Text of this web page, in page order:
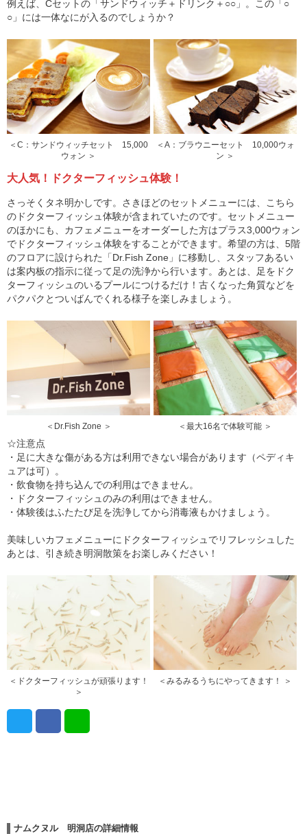
例えば、Cセットの「サンドウィッチ＋ドリンク＋○○」。この「○
○」には一体なにが入るのでしょうか？
＜C：サンドウィッチセット 15,000
ウォン ＞
＜A：ブラウニーセット 10,000ウォ
ン ＞
大人気！ドクターフィッシュ体験！
さっそくタネ明かしです。さきほどのセットメニューには、こちら
のドクターフィッシュ体験が含まれていたのです。セットメニュー
のほかにも、カフェメニューをオーダーした方はプラス3,000ウォン
でドクターフィッシュ体験をすることができます。希望の方は、5階
のフロアに設けられた「Dr.Fish Zone」に移動し、スタッフあるい
は案内板の指示に従って足の洗浄から行います。あとは、足をドク
ターフィッシュのいるプールにつけるだけ！古くなった角質などを
パクパクとついばんでくれる様子を楽しみましょう。
＜Dr.Fish Zone ＞ ＜最大16名で体験可能 ＞
☆注意点
・足に大きな傷がある方は利用できない場合があります（ペディキ
ュアは可）。
・飲食物を持ち込んでの利用はできません。
・ドクターフィッシュのみの利用はできません。
・体験後はふたたび足を洗浄してから消毒液もかけましょう。
美味しいカフェメニューにドクターフィッシュでリフレッシュした
あとは、引き続き明洞散策をお楽しみください！
＜ドクターフィッシュが頑張ります！
＞
＜みるみるうちにやってきます！ ＞
ナムクヌル 明洞店の詳細情報